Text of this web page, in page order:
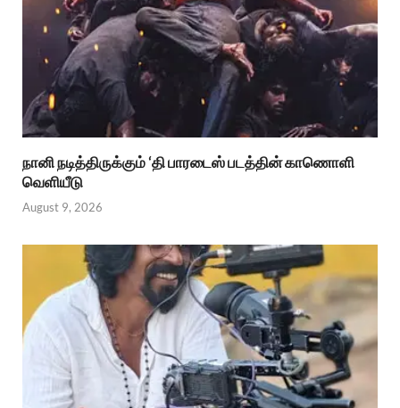
நானி நடித்திருக்கும் ‘தி பாரடைஸ் படத்தின் காணொளி
வெளியீடு
August 9, 2026